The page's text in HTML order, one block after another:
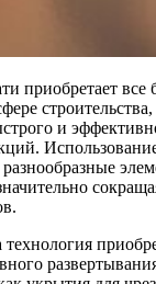
и
разнообразные
технология